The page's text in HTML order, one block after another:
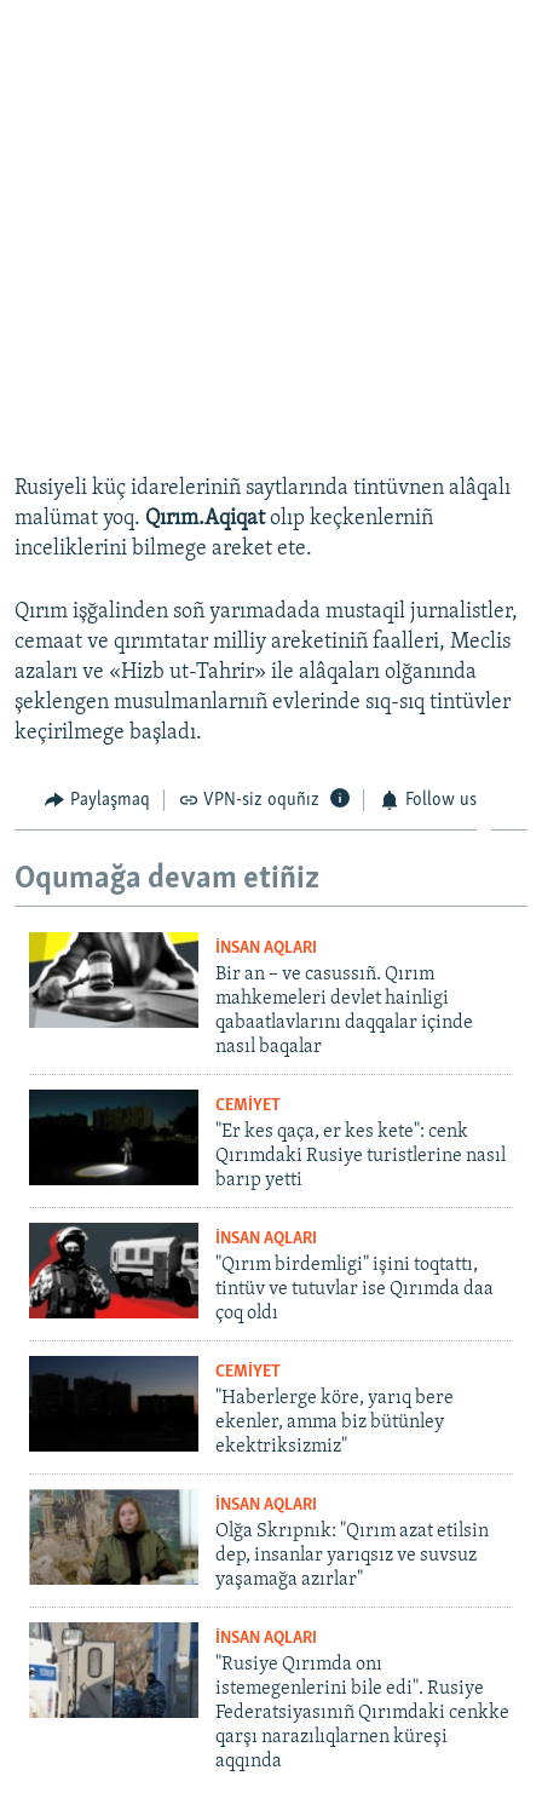
Rusiyeli küç idareleriniñ saytlarında tintüvnen alâqalı
malümat yoq. Qırım.Aqiqatolıp keçkenlerniñ
inceliklerini bilmege areket ete.
Qırım işğalinden soñ yarımadada mustaqil jurnalistler,
cemaat ve qırımtatar milliy areketiniñ faalleri, Meclis
azaları ve «Hizb ut-Tahrir» ile alâqaları olğanında
şeklengen musulmanlarnıñ evlerinde sıq-sıq tintüvler
keçirilmege başladı.
Paylaşmaq VPN-siz oquñız Follow us
Oqumağa devam etiñiz
İNSAN AQLARI
Bir an – ve casussıñ. Qırım
mahkemeleri devlet hainligi
qabaatlavlarını daqqalar içinde
nasıl baqalar
CEMİYET
"Er kes qaça, er kes kete": cenk
Qırımdaki Rusiye turistlerine nasıl
barıp yetti
İNSAN AQLARI
"Qırım birdemligi" işini toqtattı,
tintüv ve tutuvlar ise Qırımda daa
çoq oldı
CEMİYET
"Haberlerge köre, yarıq bere
ekenler, amma biz bütünley
ekektriksizmiz"
İNSAN AQLARI
Olğa Skrıpnık: "Qırım azat etilsin
dep, insanlar yarıqsız ve suvsuz
yaşamağa azırlar"
İNSAN AQLARI
"Rusiye Qırımda onı
istemegenlerini bile edi". Rusiye
Federatsiyasınıñ Qırımdaki cenkke
qarşı narazılıqlarnen küreşi
aqqında